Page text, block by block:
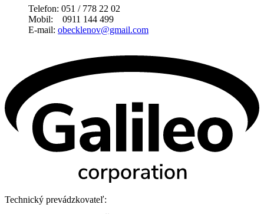
Telefon: 051 / 778 22 02
Mobil: 0911 144 499
E-mail: obecklenov@gmail.com
Technický prevádzkovateľ: